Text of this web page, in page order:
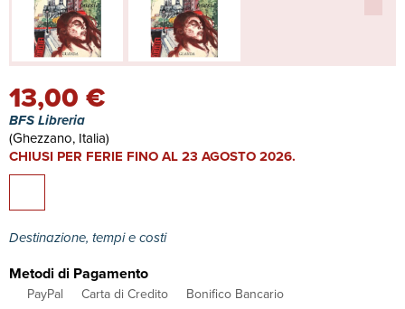
13,00 €
BFS Libreria
(Ghezzano, Italia)
CHIUSI PER FERIE FINO AL 23 AGOSTO 2026.
Destinazione, tempi e costi
Metodi di Pagamento
PayPal Carta di Credito
Bonifico Bancario